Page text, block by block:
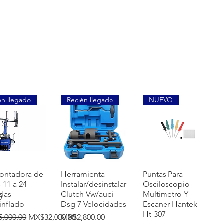
View
llegado
de
11 a 24
Price Sale Price
MX$32,000.00
Quick View
Recién llegado
Herramienta
Instalar/desinstalar
Clutch Vw/audi
Dsg 7 Velocidades
Price
MX$2,800.00
Quick View
NUEVO
Puntas Para
Osciloscopio
Multimetro Y
Escaner Hantek
Ht-307